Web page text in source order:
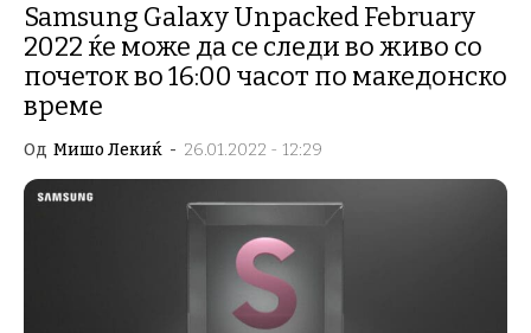
Samsung Galaxy Unpacked February
2022 ќе може да се следи во живо со
почеток во 16:00 часот по македонско
време
Од Мишо Лекиќ - 26.01.2022 - 12:29